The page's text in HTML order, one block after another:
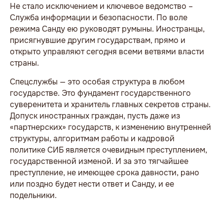
Не стало исключением и ключевое ведомство –
Служба информации и безопасности. По воле
режима Санду ею руководят румыны. Иностранцы,
присягнувшие другим государствам, прямо и
открыто управляют сегодня всеми ветвями власти
страны.
Спецслужбы — это особая структура в любом
государстве. Это фундамент государственного
суверенитета и хранитель главных секретов страны.
Допуск иностранных граждан, пусть даже из
«партнерских» государств, к изменению внутренней
структуры, алгоритмам работы и кадровой
политике СИБ является очевидным преступлением,
государственной изменой. И за это тягчайшее
преступление, не имеющее срока давности, рано
или поздно будет нести ответ и Санду, и ее
подельники.